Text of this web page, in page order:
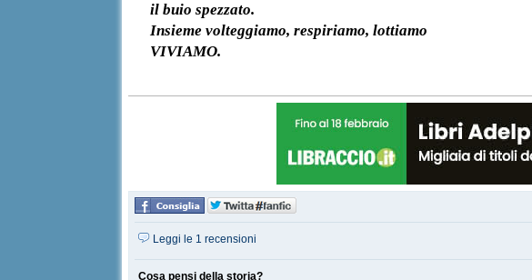
il buio spezzato.
​Insieme volteggiamo, respiriamo, lottiamo
​VIVIAMO.
Leggi le 1 recensioni
Cosa pensi della storia?